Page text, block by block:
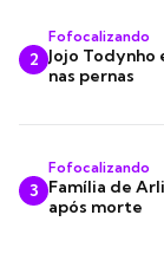
2
Fofocalizando
Jojo
nas pernas
3
Fofocalizando
Família de
após morte